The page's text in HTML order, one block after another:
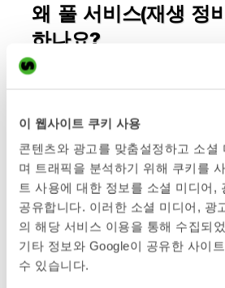
이 웹사이트 쿠키 사용
콘텐츠와 광고를 맞춤설정하고 소셜
며 트래픽을 분석하기 위해 쿠키를
트 사용에 대한 정보를 소셜 미디어,
공유합니다. 이러한 소셜 미디어, 광
의 해당 서비스 이용을 통해 수집되
기타 정보와 Google이 공유한 사이
수 있습니다.
왜 풀 서비스(재생 정
하나요?
있습니다. 지속적인 작동 신뢰성과 긴 서
위해, 정찰제로 틸트로테이터를 재생 정
스틸리스트 서비스 파트너에게 풀 서비
를 예약하거나, 주문 방법에 대한 안내
에 직접 문의하십시오.
풀 서비스(재생 정비)에
되나요?